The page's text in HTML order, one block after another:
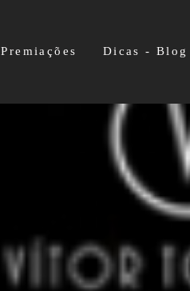
Premiações Dicas - Blog